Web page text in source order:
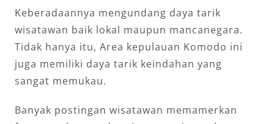
Keberadaannya mengundang daya tarik
wisatawan baik lokal maupun mancanegara.
Tidak hanya itu, Area kepulauan Komodo ini
juga memiliki daya tarik keindahan yang
sangat memukau.
Banyak postingan wisatawan memamerkan